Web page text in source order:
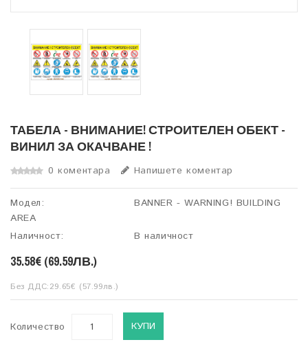
ТАБЕЛА - ВНИМАНИЕ! СТРОИТЕЛЕН ОБЕКТ -
ВИНИЛ ЗА ОКАЧВАНЕ !
0 коментара Напишете коментар
Модел:
BANNER - WARNING! BUILDING
AREA
Наличност:
В наличност
35.58€ (69.59ЛВ.)
Без ДДС:29.65€ (57.99лв.)
Количество КУПИ